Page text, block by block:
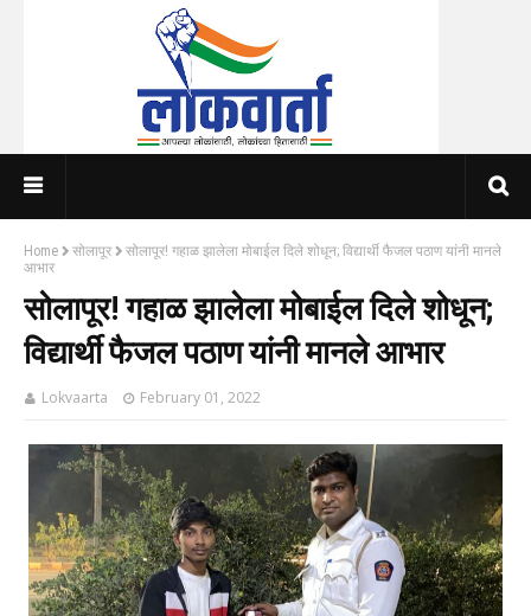
Home सोलापूर
सोलापूर! गहाळ झालेला मोबाईल दिले शोधून; विद्यार्थी फैजल पठाण यांनी मानले
आभार
सोलापूर! गहाळ झालेला मोबाईल दिले शोधून;
विद्यार्थी फैजल पठाण यांनी मानले आभार
Lokvaarta February 01, 2022